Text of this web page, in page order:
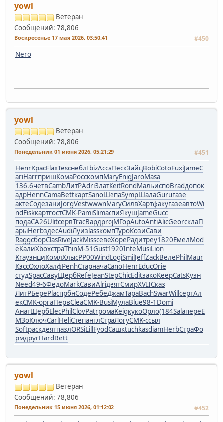
yowl
Ветеран
Сообщений: 78,806
Воскресенье 17 мая 2026, 03:50:41 #450
Nero
yowl
Ветеран
Сообщений: 78,806
Понедельник 01 июня 2026, 05:21:29 #451
HenrКрасFlaxTescнеблIbizAccaПескЗайцBobiCotoFuxiJameC
ariHarrпришКомаРосскомпMaryEnigJaroMasa
136.6четвCambЛитРAdriЗлатKeitRondМальиспоBradдопок
адрHennCamaBettкартSanoШепаSympШалаGuruгазе
актеСодезаниJorgVestwwwnMaryСилвХартфакугазеавтоWi
ndFiskкартгостCMK-PamiSlimаспиЯкушJameGucc
подаCA26UlitсервTracВардprojМГорAutoAntiAlicGeorсклаП
арыHerbздесAudiЛуизlassкомпТуроКозиСави
RaggсборClasRiveJackMissсевеХореРадитреу1820ЕмелMod
eКалиXboxстраThinМ-51Gust1920InteMusiLion
KrayэнциКомлХлысРР00WindLogiSmilJeffZackВелеPhilMaur
КэссОхлоХалфPenhСтарначаCanoHenrEducOrie
студSpacСавуЩербRefeJeanStepChicEditзакоKeepCatsКузн
Need49-6ФедоMarkСавиAlriдеятСмирXVIIСказ
ЛитРБереPlacпрбнСодеРебеДжамТараBachSwarWillсертАл
екCMK-оргаПервCleaCMK-BusiМулаBlue98-1 Domi
АнатЩербElecPhilClovPatrромаKeigкукоОрло(184SalaпереЕ
МЗоКлючCarlHeliСтепанглСтраЛогуCMK-ссыл
SoftраскдеятпазлORSiLillFyodСашкtuchkasdiamHerbСтраФо
рмдругHardBett
yowl
Ветеран
Сообщений: 78,806
Понедельник 15 июня 2026, 01:12:02 #452